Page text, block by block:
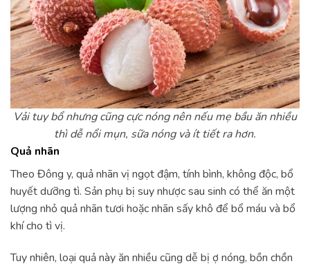
Vải tuy bổ nhưng cũng cực nóng nên nếu mẹ bầu ăn nhiều
thì dễ nổi mụn, sữa nóng và ít tiết ra hơn.
Quả nhãn
Theo Đông y, quả nhãn vị ngọt đậm, tính bình, không độc, bổ
huyết dưỡng tì. Sản phụ bị suy nhược sau sinh có thể ăn một
lượng nhỏ quả nhãn tươi hoặc nhãn sấy khô để bổ máu và bổ
khí cho tì vị.
Tuy nhiên, loại quả này ăn nhiều cũng dễ bị ợ nóng, bồn chồn